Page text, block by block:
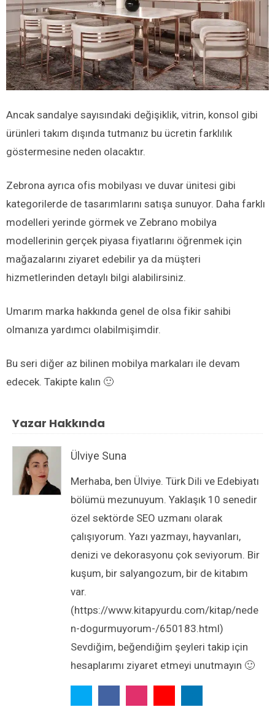
Ancak sandalye sayısındaki değişiklik, vitrin, konsol gibi
ürünleri takım dışında tutmanız bu ücretin farklılık
göstermesine neden olacaktır.
Zebrona ayrıca ofis mobilyası ve duvar ünitesi gibi
kategorilerde de tasarımlarını satışa sunuyor. Daha farklı
modelleri yerinde görmek ve Zebrano mobilya
modellerinin gerçek piyasa fiyatlarını öğrenmek için
mağazalarını ziyaret edebilir ya da müşteri
hizmetlerinden detaylı bilgi alabilirsiniz.
Umarım marka hakkında genel de olsa fikir sahibi
olmanıza yardımcı olabilmişimdir.
Bu seri diğer az bilinen mobilya markaları ile devam
edecek. Takipte kalın 🙂
Yazar Hakkında
Ülviye Suna
Merhaba, ben Ülviye. Türk Dili ve Edebiyatı
bölümü mezunuyum. Yaklaşık 10 senedir
özel sektörde SEO uzmanı olarak
çalışıyorum. Yazı yazmayı, hayvanları,
denizi ve dekorasyonu çok seviyorum. Bir
kuşum, bir salyangozum, bir de kitabım
var.
(https://www.kitapyurdu.com/kitap/nede
n-dogurmuyorum-/650183.html)
Sevdiğim, beğendiğim şeyleri takip için
hesaplarımı ziyaret etmeyi unutmayın 🙂